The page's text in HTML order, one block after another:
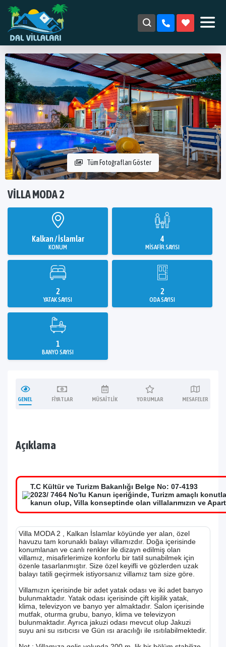
Tüm Fotoğrafları Göster
VILLA MODA 2
Kalkan / İslamlar
KONUM
4
MISAFIR SAYISI
2
YATAK SAYISI
2
ODA SAYISI
1
BANYO SAYISI
GENEL FIYATLAR MÜSAITLIK YORUMLAR MESAFELER
Açıklama
T.C Kültür ve Turizm Bakanlığı Belge No: 07-4193
2023/ 7464 No'lu Kanun içeriğinde, Turizm amaçlı
kanun olup, Villa konseptinde olan villalarımızın ve
Villa MODA 2 , Kalkan İslamlar köyünde yer alan, özel
havuzu tam korunaklı balayı villamızdır. Doğa içerisinde
konumlanan ve canlı renkler ile dizayn edilmiş olan
villamız, misafirlerimize konforlu bir tatil sunabilmek için
özenle tasarlanmıştır. Size özel keyifli ve gözlerden uzak
balayı tatili geçirmek istiyorsanız villamız tam size göre.
Villamızın içerisinde bir adet yatak odası ve iki adet banyo
bulunmaktadır. Yatak odası içerisinde çift kişilik yatak,
klima, televizyon ve banyo yer almaktadır. Salon içerisinde
mutfak, oturma grubu, banyo, klima ve televizyon
bulunmaktadır. Ayrıca jakuzi odası mevcut olup Jakuzi
suyu ani su ısıtıcısı ve Gün ısı aracılığı ile ısıtılabilmektedir.